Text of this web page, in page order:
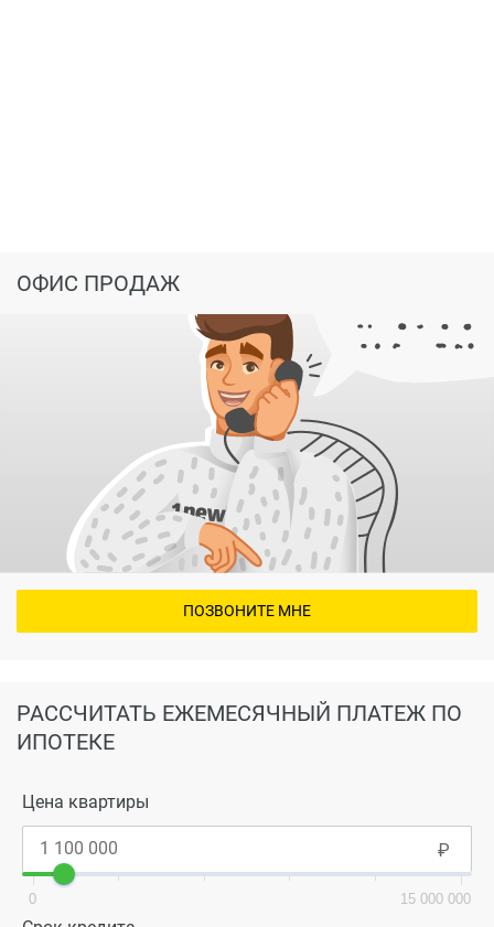
РАССЧИТАТЬ ЕЖЕМЕСЯЧНЫЙ ПЛАТЕЖ ПО
ИПОТЕКЕ
Цена квартиры
0 15 000 000
ОФИС ПРОДАЖ
ПОЗВОНИТЕ МНЕ